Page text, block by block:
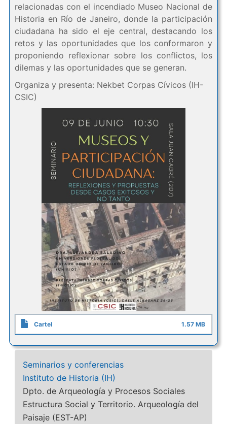
relacionadas con el incendiado Museo Nacional de
Historia en Río de Janeiro, donde la participación
ciudadana ha sido el eje central, destacando los
retos y las oportunidades que los conformaron y
proponiendo reflexionar sobre los conflictos, los
dilemas y las oportunidades que se generan.
Organiza y presenta: Nekbet Corpas Cívicos (IH-
CSIC)
Cartel 1.57 MB
Seminarios y conferencias
Instituto de Historia (IH)
Dpto. de Arqueología y Procesos Sociales
Estructura Social y Territorio. Arqueología del
Paisaje (EST-AP)